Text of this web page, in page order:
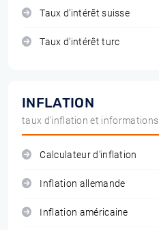
Taux d'intérêt suisse
Taux d'intérêt turc
INFLATION
taux d'inflation et informations
Calculateur d'inflation
Inflation allemande
Inflation américaine